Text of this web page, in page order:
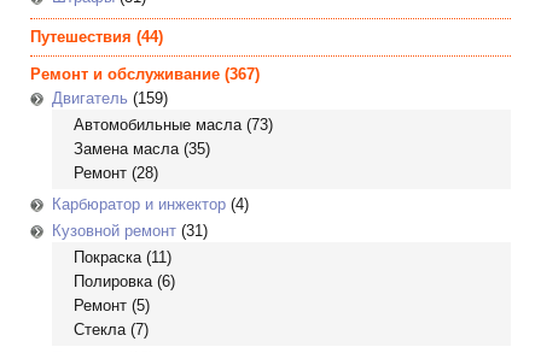
Путешествия (44)
Ремонт и обслуживание (367)
Двигатель (159)
Автомобильные масла(73)
Замена масла(35)
Ремонт (28)
Карбюратор и инжектор (4)
Кузовной ремонт (31)
Покраска(11)
Полировка(6)
Ремонт (5)
Стекла(7)